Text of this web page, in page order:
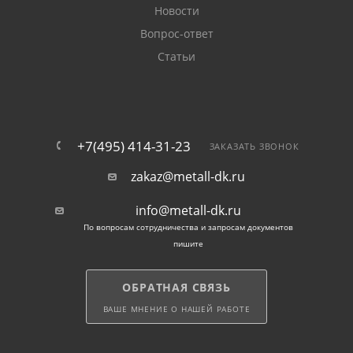
способствуют формированию благоприятной среды
для вредителей растений.
штакетника RAL 6005
зеленый мох
однорядное заполнение
расположение в шахматном порядке
Способы декорирования
Новости
Вопрос-ответ
Статьи
+7(495) 414-31-23 ЗАКАЗАТЬ ЗВОНОК
zakaz@metall-dk.ru
info@metall-dk.ru
По вопросам сотрудничества и запросам документов
пишите
ОБРАТНАЯ СВЯЗЬ
ВАШЕ МНЕНИЕ О НАШЕЙ РАБОТЕ